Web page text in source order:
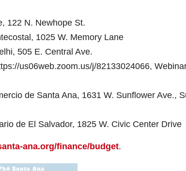
122 N. Newhope St.
1025 W. Memory Lane
505 E. Central Ave.
us06web.zoom.us/j/82133024066,
de Santa Ana, 1631 W. Sunflower Ave.,
de El Salvador, 1825 W. Civic Center Drive
ana.org/finance/budget.